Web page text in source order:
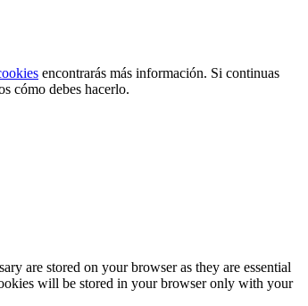
encontrarás más información. Si continuas
cómo debes hacerlo.
are stored on your browser as they are essential
will be stored in your browser only with your